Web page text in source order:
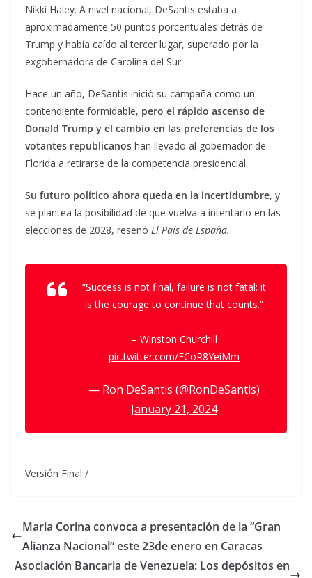
Nikki Haley. A nivel nacional, DeSantis estaba a
aproximadamente 50 puntos porcentuales detrás de
Trump y había caído al tercer lugar, superado por la
exgobernadora de Carolina del Sur.
Hace un año, DeSantis inició su campaña como un
contendiente formidable, pero el rápido ascenso de
Donald Trump y el cambio en las preferencias de los
votantes republicanos han llevado al gobernador de
Florida a retirarse de la competencia presidencial.
Su futuro político ahora queda en la incertidumbre, y
se plantea la posibilidad de que vuelva a intentarlo en las
elecciones de 2028, reseñó El País de España.
“Success is not final, failure is not fatal: it
is the courage to continue that counts.”
– Winston Churchill
pic.twitter.com/ECoR8YeiMm
— Ron DeSantis (@RonDeSantis)
January 21, 2024
Versión Final /
Maria Corina convoca a presentación de la “Gran
Alianza Nacional” este 23de enero en Caracas
Asociación Bancaria de Venezuela: Los depósitos en